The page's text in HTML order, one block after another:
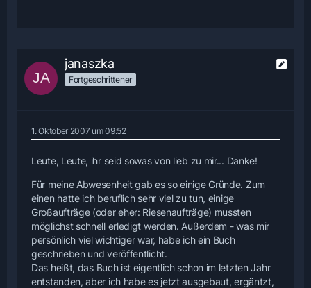
janaszka
Fortgeschrittener
1. Oktober 2007 um 09:52
Leute, Leute, ihr seid sowas von lieb zu mir... Danke!
Für meine Abwesenheit gab es so einige Gründe. Zum
einen hatte ich beruflich sehr viel zu tun, einige
Großaufträge (oder eher: Riesenaufträge) mussten
möglichst schnell erledigt werden. Außerdem - was mir
persönlich viel wichtiger war, habe ich ein Buch
geschrieben und veröffentlicht.
Das heißt, das Buch ist eigentlich schon im letzten Jahr
entstanden, aber ich habe es jetzt ausgebaut, ergäntzt,